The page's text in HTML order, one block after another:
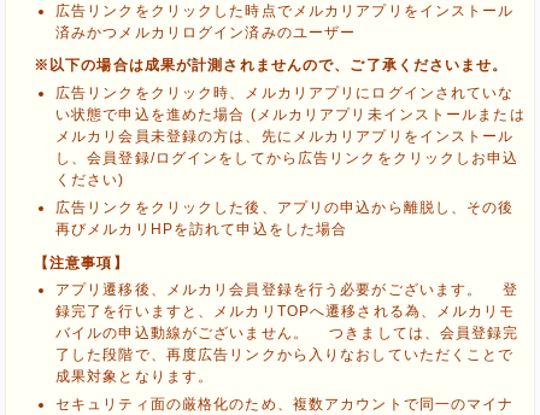
広告リンクをクリックした時点でメルカリアプリをインストール
済みかつメルカリログイン済みのユーザー
※以下の場合は成果が計測されませんので、ご了承くださいませ。
広告リンクをクリック時、メルカリアプリにログインされていな
い状態で申込を進めた場合 (メルカリアプリ未インストールまたは
メルカリ会員未登録の方は、先にメルカリアプリをインストール
し、会員登録/ログインをしてから広告リンクをクリックしお申込
ください)
広告リンクをクリックした後、アプリの申込から離脱し、その後
再びメルカリHPを訪れて申込をした場合
【注意事項】
アプリ遷移後、メルカリ会員登録を行う必要がございます。 登
録完了を行いますと、メルカリTOPへ遷移される為、メルカリモ
バイルの申込動線がございません。 つきましては、会員登録完
了した段階で、再度広告リンクから入りなおしていただくことで
成果対象となります。
セキュリティ面の厳格化のため、複数アカウントで同一のマイナ
ブラウザのクッキー情報を削除する
ブラウザのアプリ、ウィンドウ、タブを閉じる
他のサイトにアクセスする
ブラウザのクッキー情報を全て削除してブラウザを再起動
ポケマNetにログインして「ポイント対象リンク」からポイント